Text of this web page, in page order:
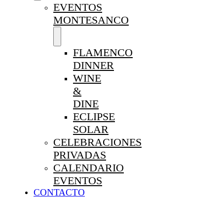
EVENTOS
MONTESANCO
FLAMENCO
DINNER
WINE
&
DINE
ECLIPSE
SOLAR
CELEBRACIONES
PRIVADAS
CALENDARIO
EVENTOS
CONTACTO